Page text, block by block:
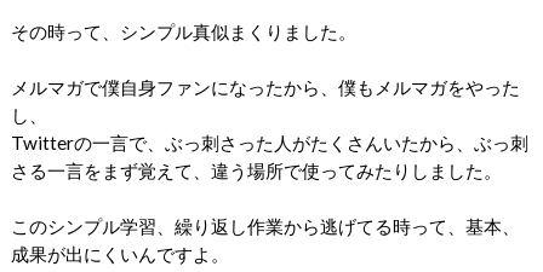
その時って、シンプル真似まくりました。
メルマガで僕自身ファンになったから、僕もメルマガをやった
し、
Twitterの一言で、ぶっ刺さった人がたくさんいたから、ぶっ刺
さる一言をまず覚えて、違う場所で使ってみたりしました。
このシンプル学習、繰り返し作業から逃げてる時って、基本、
成果が出にくいんですよ。